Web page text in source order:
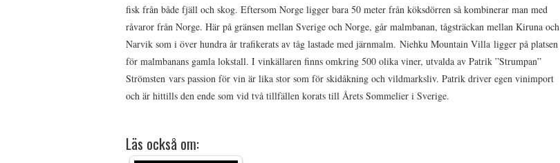
fisk från både fjäll och skog. Eftersom Norge ligger bara 50 meter från köksdörren så kombinerar man med
råvaror från Norge. Här på gränsen mellan Sverige och Norge, går malmbanan, tågsträckan mellan Kiruna och
Narvik som i över hundra år trafikerats av tåg lastade med järnmalm. Niehku Mountain Villa ligger på platsen
för malmbanans gamla lokstall. I vinkällaren finns omkring 500 olika viner, utvalda av Patrik ”Strumpan”
Strömsten vars passion för vin är lika stor som för skidåkning och vildmarksliv. Patrik driver egen vinimport
och är hittills den ende som vid två tillfällen korats till Årets Sommelier i Sverige.
Läs också om: